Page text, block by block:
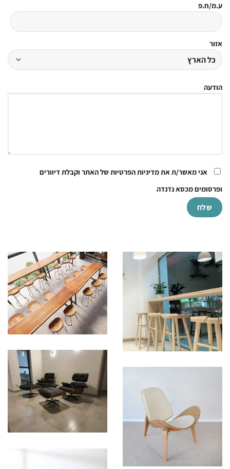
ע.מ/ח.פ
אזור
הודעה
אני מאשר/ת את מדיניות הפרטיות של האתר וקבלת דיוורים
ופרסומים מכסא נדנדה